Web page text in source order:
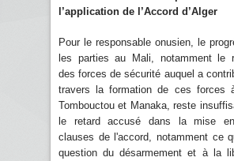
l’application de l’Accord d’Alger
Pour le responsable onusien, le
les parties au Mali, notamment le
des forces de sécurité auquel a
travers la formation de ces forces
Tombouctou et Manaka, reste
le retard accusé dans la mise
clauses de l'accord, notamment ce
question du désarmement et à la